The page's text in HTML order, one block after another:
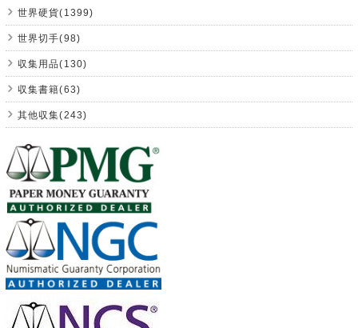
世界硬貨(1399)
世界切手(98)
収集用品(130)
収集書籍(63)
其他収集(243)